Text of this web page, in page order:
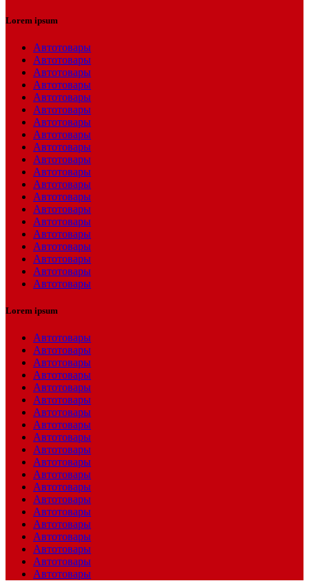
Lorem ipsum
Автотовары
Автотовары
Автотовары
Автотовары
Автотовары
Автотовары
Автотовары
Автотовары
Автотовары
Автотовары
Автотовары
Автотовары
Автотовары
Автотовары
Автотовары
Автотовары
Автотовары
Автотовары
Автотовары
Автотовары
Lorem ipsum
Автотовары
Автотовары
Автотовары
Автотовары
Автотовары
Автотовары
Автотовары
Автотовары
Автотовары
Автотовары
Автотовары
Автотовары
Автотовары
Автотовары
Автотовары
Автотовары
Автотовары
Автотовары
Автотовары
Автотовары